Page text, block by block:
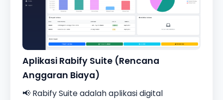
Aplikasi Rabify Suite (Rencana
Anggaran Biaya)
📢 Rabify Suite adalah aplikasi digital